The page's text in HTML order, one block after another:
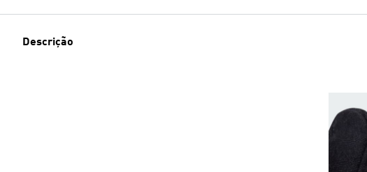
Descrição